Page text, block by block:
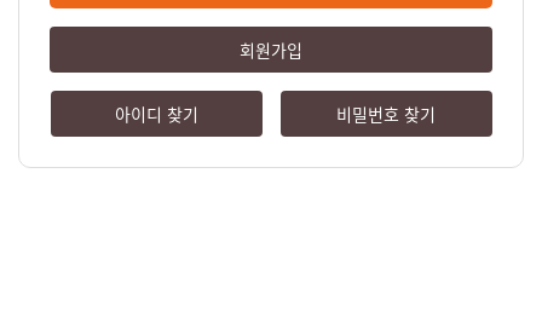
회원가입
아이디 찾기 비밀번호 찾기